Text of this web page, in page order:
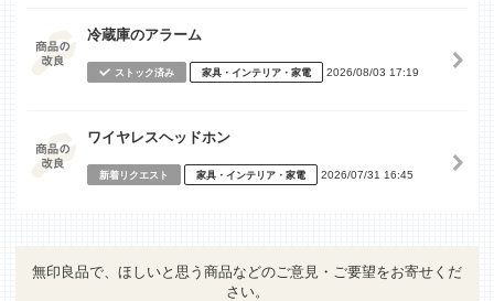
冷蔵庫のアラーム
ストック済み 家具・インテリア・家電 2026/08/03 17:19
ワイヤレスヘッドホン
新着リクエスト 家具・インテリア・家電 2026/07/31 16:45
無印良品で、ほしいと思う商品などのご意見・ご要望をお寄せくだ
さい。